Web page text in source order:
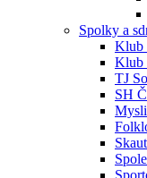
Spolky a
Klub
Klub
TJ
SH